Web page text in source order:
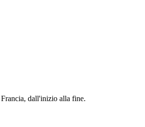
dall'inizio alla fine.